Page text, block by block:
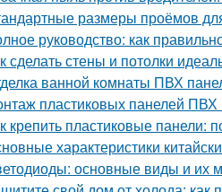
размеры проёмов
руководство: как
сделать стены и потолки
ванной комнаты ПВХ
пластиковых панелей ПВХ
крепить пластиковые панели:
характеристики
основные виды и их